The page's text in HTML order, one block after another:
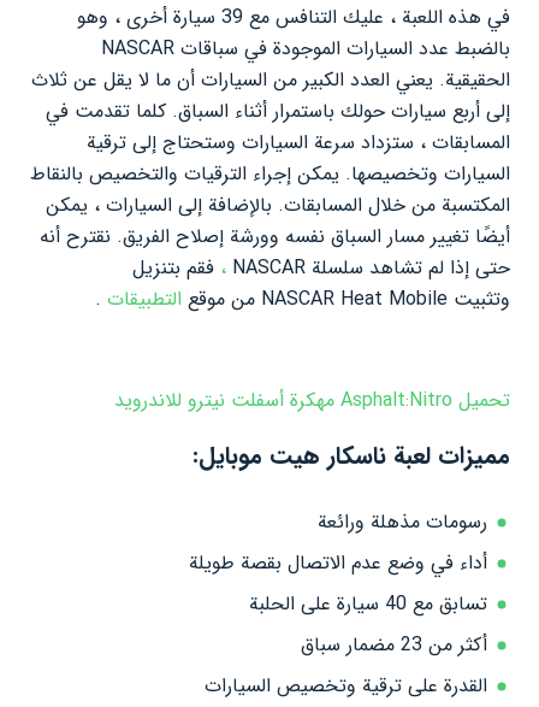
في هذه اللعبة ، عليك التنافس مع 39 سيارة أخرى ، وهو
بالضبط عدد السيارات الموجودة في سباقات NASCAR
الحقيقية. يعني العدد الكبير من السيارات أن ما لا يقل عن ثلاث
إلى أربع سيارات حولك باستمرار أثناء السباق. كلما تقدمت في
المسابقات ، ستزداد سرعة السيارات وستحتاج إلى ترقية
السيارات وتخصيصها. يمكن إجراء الترقيات والتخصيص بالنقاط
المكتسبة من خلال المسابقات. بالإضافة إلى السيارات ، يمكن
أيضًا تغيير مسار السباق نفسه وورشة إصلاح الفريق. نقترح أنه
حتى إذا لم تشاهد سلسلة NASCAR
، فقم بتنزيل
وتثبيت NASCAR Heat Mobile من موقع
التطبيقات .
تحميل Asphalt:Nitro مهكرة أسفلت نيترو للاندرويد
مميزات لعبة ناسكار هيت موبايل:
رسومات مذهلة ورائعة
أداء في وضع عدم الاتصال بقصة طويلة
تسابق مع 40 سيارة على الحلبة
أكثر من 23 مضمار سباق
القدرة على ترقية وتخصيص السيارات